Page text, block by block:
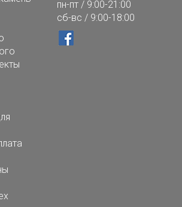
пн-пт / 9:00-21:00
сб-вс / 9:00-18:00